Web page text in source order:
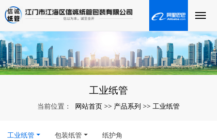
工业纸管
当前位置： 网站首页 >> 产品系列 >> 工业纸管
工业纸管 包装纸管 纸护角